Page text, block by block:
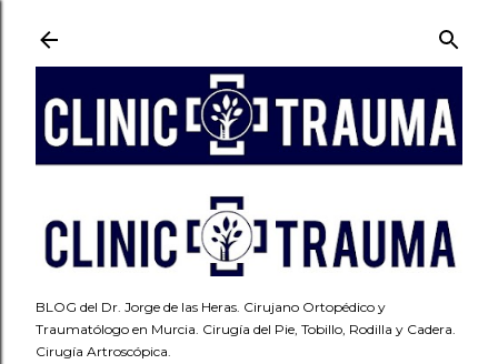
BLOG del Dr. Jorge de las Heras. Cirujano Ortopédico y
Traumatólogo en Murcia. Cirugía del Pie, Tobillo, Rodilla y Cadera.
Cirugía Artroscópica.